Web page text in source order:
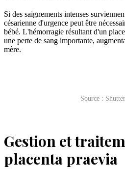
Si des saignements intenses
césarienne d'urgence peut être
bébé. L'hémorragie résultant d'un
une perte de sang importante,
mère.
Source :
Gestion et
placenta praevia